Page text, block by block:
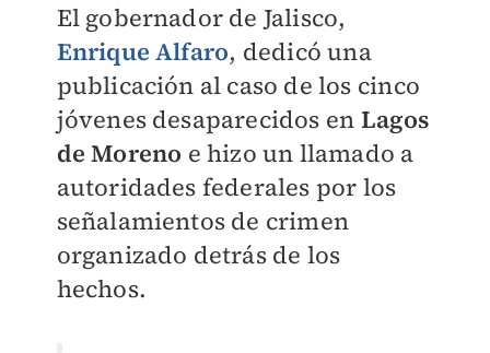
El gobernador de Jalisco,
Enrique Alfaro, dedicó una
publicación al caso de los cinco
jóvenes desaparecidos en Lagos
de Moreno e hizo un llamado a
autoridades federales por los
señalamientos de crimen
organizado detrás de los
hechos.